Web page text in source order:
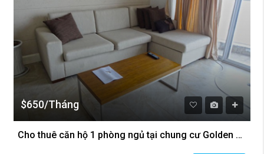
$650/Tháng
Cho thuê căn hộ 1 phòng ngủ tại chung cư Golden Westlake